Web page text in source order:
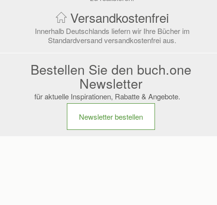
Versandkostenfrei
Innerhalb Deutschlands liefern wir Ihre Bücher im
Standardversand versandkostenfrei aus.
Bestellen Sie den buch.one
Newsletter
für aktuelle Inspirationen, Rabatte & Angebote.
Newsletter bestellen